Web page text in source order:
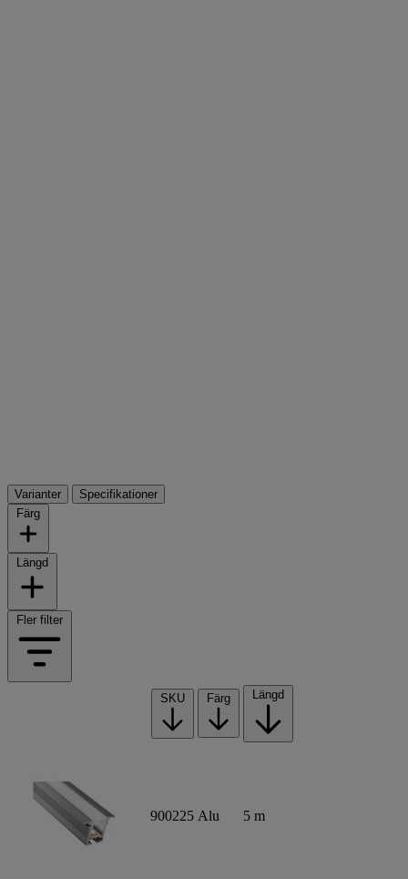
Varianter
Specifikationer
Färg
Längd
Fler filter
SKU Färg Längd
900225 Alu 5 m